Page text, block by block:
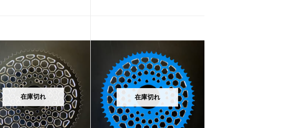
在庫切れ 在庫切れ